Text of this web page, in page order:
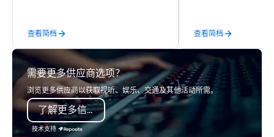
day hikes we provide luxury self-
guided inn-to-in walking vacations
from the gateway City of San
Francisco to the California wine
country with a focus on superb hiking,
lodging, food and wine. We also have
a Monterey Bay Trek.
查看简档
greatly enhanced by
scoreboard, photo,
3D navigation,
challenges presented
mobile device. We can also
incorporate our
查看简档
需要更多供应商选项？
浏览更多供应商以获取视听、娱乐、交通及其他活动所需。
了解更多信息
技术支持